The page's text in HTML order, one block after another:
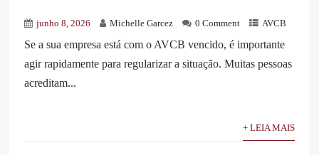
junho 8, 2026 Michelle Garcez 0 Comment AVCB
Se a sua empresa está com o AVCB vencido, é importante
agir rapidamente para regularizar a situação. Muitas pessoas
acreditam...
+ LEIA MAIS